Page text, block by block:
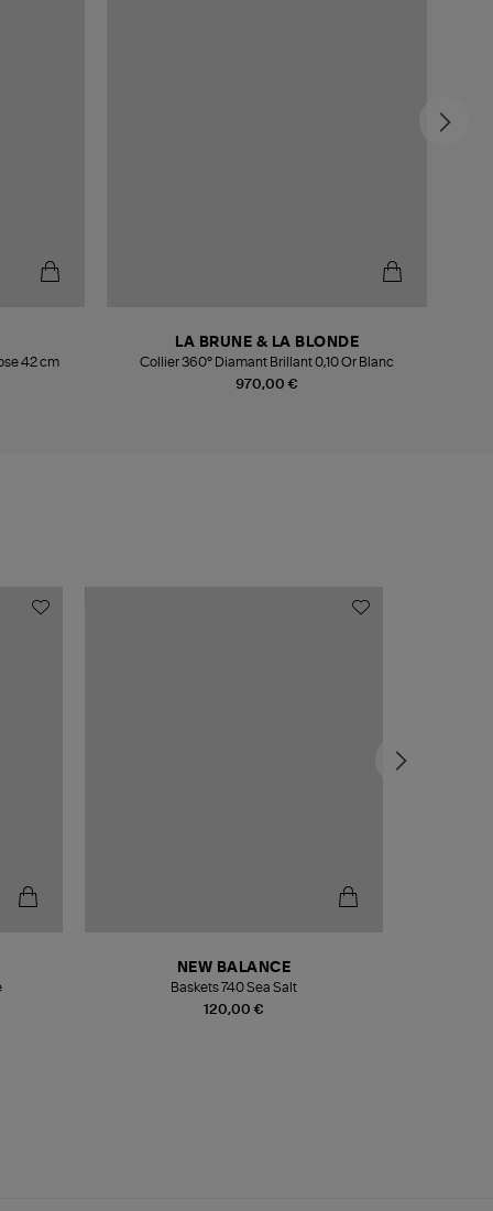
42 cm
970,00 €
LA BRUNE & LA BLONDE
Collier 360° Diamant Brillant 0,10 Or Blanc
120,00 €
NEW BALANCE
Baskets 740 Sea Salt